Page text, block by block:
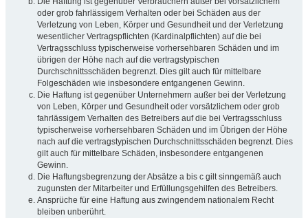
oder grob fahrlässigem Verhalten oder bei Schäden aus der
Verletzung von Leben, Körper und Gesundheit und der Verletzung
wesentlicher Vertragspflichten (Kardinalpflichten) auf die bei
Vertragsschluss typischerweise vorhersehbaren Schäden und im
übrigen der Höhe nach auf die vertragstypischen
Durchschnittsschäden begrenzt. Dies gilt auch für mittelbare
Folgeschäden wie insbesondere entgangenen Gewinn.
Die Haftung ist gegenüber Unternehmern außer bei der Verletzung
von Leben, Körper und Gesundheit oder vorsätzlichem oder grob
fahrlässigem Verhalten des Betreibers auf die bei Vertragsschluss
typischerweise vorhersehbaren Schäden und im Übrigen der Höhe
nach auf die vertragstypischen Durchschnittsschäden begrenzt. Dies
gilt auch für mittelbare Schäden, insbesondere entgangenen
Gewinn.
Die Haftungsbegrenzung der Absätze a bis c gilt sinngemäß auch
zugunsten der Mitarbeiter und Erfüllungsgehilfen des Betreibers.
Ansprüche für eine Haftung aus zwingendem nationalem Recht
bleiben unberührt.